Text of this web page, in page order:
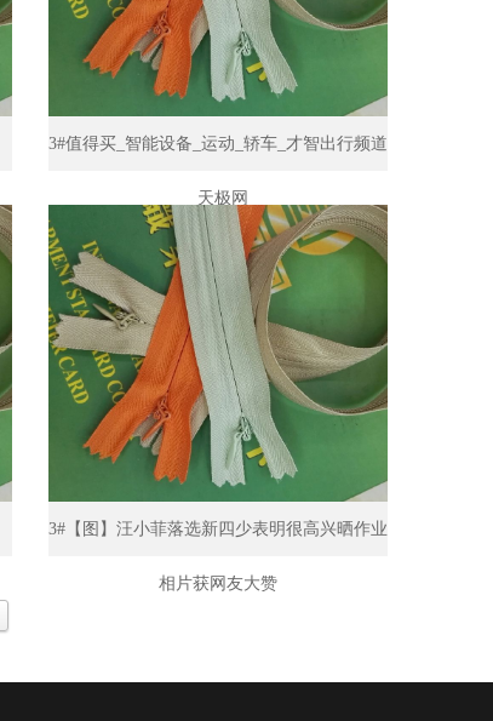
3#值得买_智能设备_运动_轿车_才智出行频道
_天极网
3#【图】汪小菲落选新四少表明很高兴晒作业
相片获网友大赞